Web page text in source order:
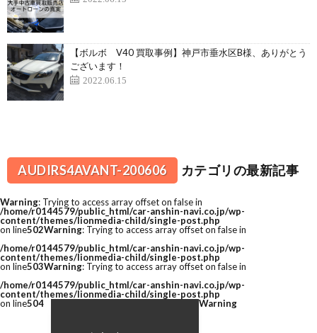
【ボルボ V40 買取事例】神戸市垂水区B様、ありがとう
ございます！
2022.06.15
AUDIRS4AVANT-200606 カテゴリの最新記事
Warning: Trying to access array offset on false in
/home/r0144579/public_html/car-anshin-navi.co.jp/wp-
content/themes/lionmedia-child/single-post.php
on line502Warning: Trying to access array offset on false in
/home/r0144579/public_html/car-anshin-navi.co.jp/wp-
content/themes/lionmedia-child/single-post.php
on line503Warning: Trying to access array offset on false in
/home/r0144579/public_html/car-anshin-navi.co.jp/wp-
content/themes/lionmedia-child/single-post.php
on line504 Warning